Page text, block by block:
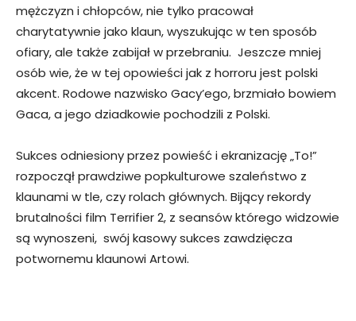
mężczyzn i chłopców, nie tylko pracował
charytatywnie jako klaun, wyszukując w ten sposób
ofiary, ale także zabijał w przebraniu. Jeszcze mniej
osób wie, że w tej opowieści jak z horroru jest polski
akcent. Rodowe nazwisko Gacy’ego, brzmiało bowiem
Gaca, a jego dziadkowie pochodzili z Polski.
Sukces odniesiony przez powieść i ekranizację „To!”
rozpoczął prawdziwe popkulturowe szaleństwo z
klaunami w tle, czy rolach głównych. Bijący rekordy
brutalności film Terrifier 2, z seansów którego widzowie
są wynoszeni, swój kasowy sukces zawdzięcza
potwornemu klaunowi Artowi.